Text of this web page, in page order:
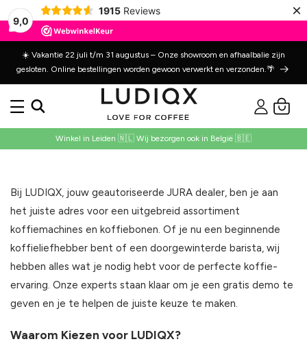
9,0
1915 Reviews ×
naar de
content
☀️ Vakantie 22 juli t/m 31 augustus – Onze showroom en afhaalbalie zijn
gesloten. Online bestellingen worden gewoon verwerkt en verzonden.🌴
Inloggen
Winkel in Leiden 🇳🇱 Wij bezorgen ook in België 🇧🇪
Bij LUDIQX, jouw geautoriseerde JURA dealer, ben je aan
het juiste adres voor een uitgebreid assortiment
koffiemachines en koffiebonen. Of je nu een beginnende
koffieliefhebber bent of een doorgewinterde barista, wij
hebben alles wat je nodig hebt voor de perfecte koffie-
ervaring. Onze experts staan klaar om je een gratis demo te
geven en je te helpen de juiste keuze te maken.
Waarom Kiezen voor LUDIQX?